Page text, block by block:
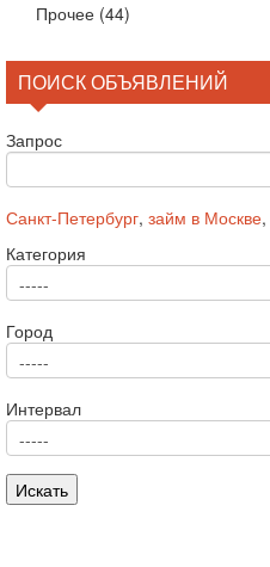
Прочее (44)
ПОИСК ОБЪЯВЛЕНИЙ
Запрос
Санкт-Петербург, займ в Москве,
Категория
Город
Интервал